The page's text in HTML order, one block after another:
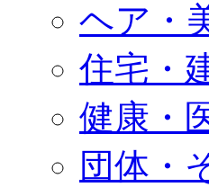
ヘア・
住宅・
健康・
団体・